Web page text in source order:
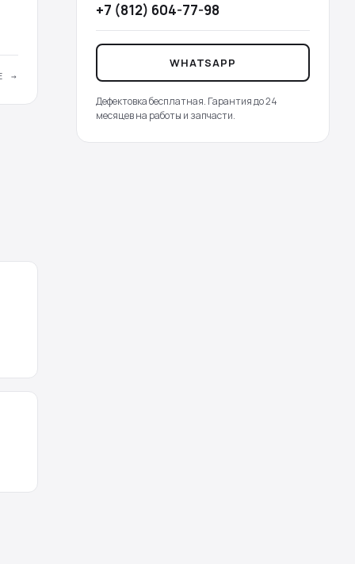
→
+7 (812) 604-77-98
WHATSAPP
Дефектовка бесплатная. Гарантия до 24
месяцев на работы и запчасти.